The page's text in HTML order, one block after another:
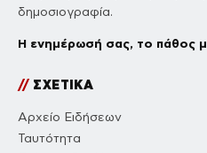
δημοσιογραφία.
Η ενημέρωσή σας, το πάθος
//ΣΧΕΤΙΚΑ
Αρχείο Ειδήσεων
Ταυτότητα